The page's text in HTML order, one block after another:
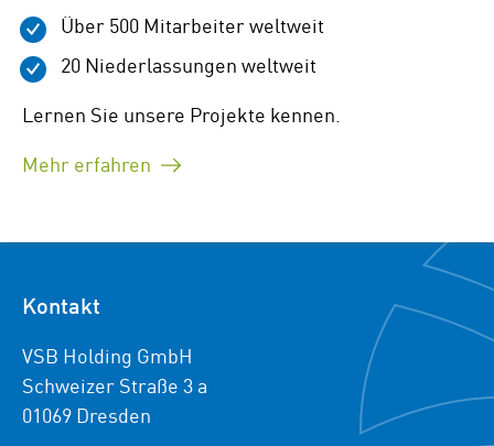
Über 500 Mitarbeiter weltweit
20 Niederlassungen weltweit
Lernen Sie unsere Projekte kennen.
Mehr erfahren
Kontakt
VSB Holding GmbH
Schweizer Straße 3 a
01069 Dresden